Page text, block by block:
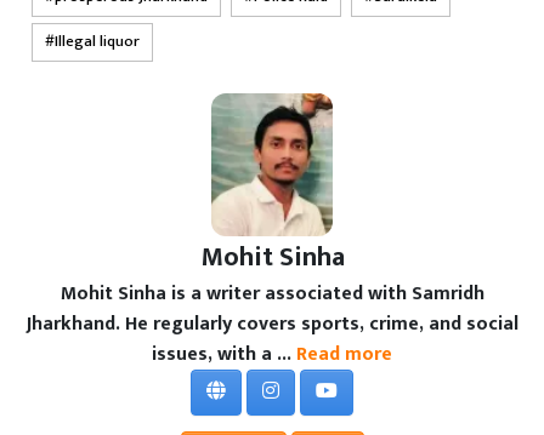
Illegal liquor
Mohit Sinha
Mohit Sinha is a writer associated with Samridh
Jharkhand. He regularly covers sports, crime, and social
issues, with a ...Read more